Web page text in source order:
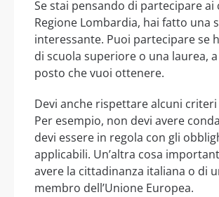
Se stai pensando di partecipare ai
Regione Lombardia, hai fatto una
interessante. Puoi partecipare se
di scuola superiore o una laurea,
posto che vuoi ottenere.
Devi anche rispettare alcuni
Per esempio, non devi avere
devi essere in regola con gli
applicabili. Un’altra cosa
avere la cittadinanza italiana o di
membro dell’Unione Europea.